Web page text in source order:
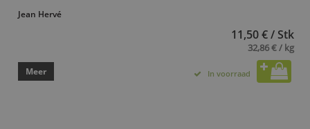
Jean Hervé
11,50 € / Stk
32,86 € / kg
Meer In voorraad